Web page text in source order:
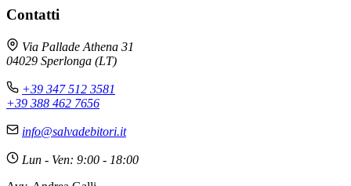
Contatti
Via Pallade Athena 31
04029 Sperlonga (LT)
+39 347 512 3581
+39 388 462 7656
info@salvadebitori.it
Lun - Ven: 9:00 - 18:00
Online - Risponde subito
💬 ASSISTENZA DEBITI
Ciao! Sono qui per aiutarti con qualsiasi problema
legato ai debiti. Raccontami la tua situazione,
troveremo insieme la soluzione migliore.
Avvocato - Studio Salvadebitori